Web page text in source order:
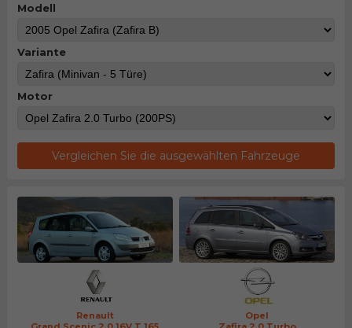
Modell
Variante
Motor
Vergleichen Sie die ausgewählten Fahrzeuge
Renault
Opel